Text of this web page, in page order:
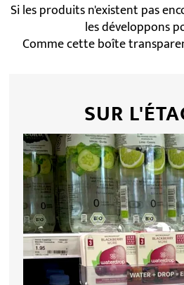
Si les produits n'existent pas
les développons
Comme cette boîte
SUR